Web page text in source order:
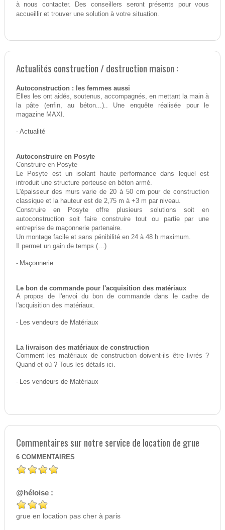
à nous contacter. Des conseillers seront présents pour vous
accueillir et trouver une solution à votre situation.
Actualités construction / destruction maison :
Autoconstruction : les femmes aussi
Elles les ont aidés, soutenus, accompagnés, en mettant la main à
la pâte (enfin, au béton...).. Une enquête réalisée pour le
magazine MAXI.
- Actualité
Autoconstruire en Posyte
Construire en Posyte
Le Posyte est un isolant haute performance dans lequel est
introduit une structure porteuse en béton armé.
L'épaisseur des murs varie de 20 à 50 cm pour de construction
classique et la hauteur est de 2,75 m à +3 m par niveau.
Construire en Posyte offre plusieurs solutions soit en
autoconstruction soit faire construire tout ou partie par une
entreprise de maçonnerie partenaire.
Un montage facile et sans pénibilité en 24 à 48 h maximum.
Il permet un gain de temps (…)
- Maçonnerie
Le bon de commande pour l'acquisition des matériaux
A propos de l'envoi du bon de commande dans le cadre de
l'acquisition des matériaux.
- Les vendeurs de Matériaux
La livraison des matériaux de construction
Comment les matériaux de construction doivent-ils être livrés ?
Quand et où ? Tous les détails ici.
- Les vendeurs de Matériaux
Commentaires sur notre service de location de grue
6 COMMENTAIRES
@héloise :
grue en location pas cher à paris